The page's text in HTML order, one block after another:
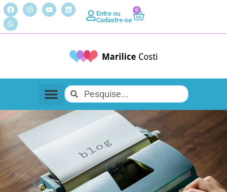
Entre ou
Cadastre-se
0